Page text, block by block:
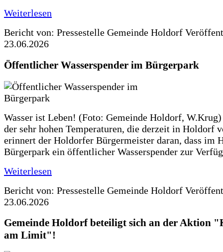
Weiterlesen
Bericht von: Pressestelle Gemeinde Holdorf
23.06.2026
Öffentlicher Wasserspender im Bürgerpark
Wasser ist Leben! (Foto: Gemeinde Holdorf,
der sehr hohen Temperaturen, die derzeit in Holdorf
erinnert der Holdorfer Bürgermeister daran, dass im
Bürgerpark ein öffentlicher Wasserspender zur
Weiterlesen
Bericht von: Pressestelle Gemeinde Holdorf
23.06.2026
Gemeinde Holdorf beteiligt sich an der Aktion
am Limit"!